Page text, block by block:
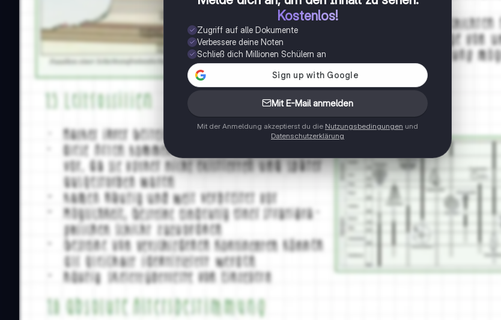
Kostenlos!
Zugriff auf alle Dokumente
Verbessere deine Noten
Schließ dich Millionen Schülern an
Mit E-Mail anmelden
Mit der Anmeldung akzeptierst du die Nutzungsbedingungen und
Datenschutzerklärung